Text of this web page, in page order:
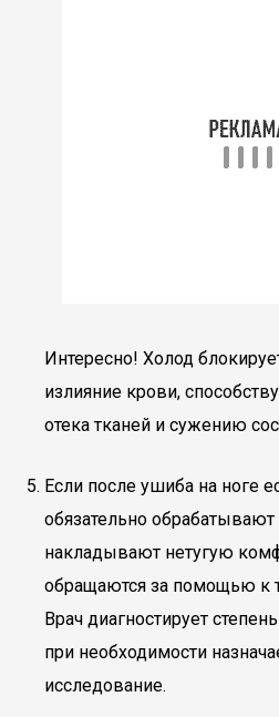
Интересно! Холод
излияние крови,
отека тканей и сужению
Если после ушиба на ноге
обязательно обрабатывают
накладывают нетугую
обращаются за помощью к
Врач диагностирует
при необходимости
исследование.